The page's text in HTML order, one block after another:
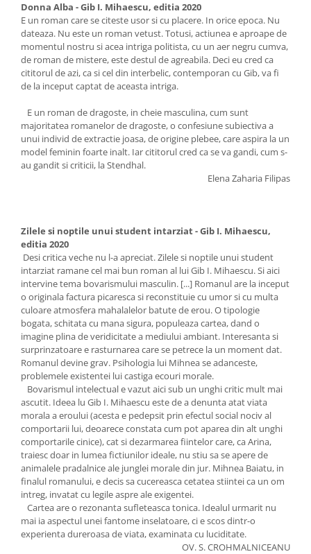
Donna Alba - Gib I. Mihaescu, editia 2020
E un roman care se citeste usor si cu placere. In orice epoca. Nu
dateaza. Nu este un roman vetust. Totusi, actiunea e aproape de
momentul nostru si acea intriga politista, cu un aer negru cumva,
de roman de mistere, este destul de agreabila. Deci eu cred ca
cititorul de azi, ca si cel din interbelic, contemporan cu Gib, va fi
de la inceput captat de aceasta intriga.
E un roman de dragoste, in cheie masculina, cum sunt
majoritatea romanelor de dragoste, o confesiune subiectiva a
unui individ de extractie joasa, de origine plebee, care aspira la un
model feminin foarte inalt. Iar cititorul cred ca se va gandi, cum s-
au gandit si criticii, la Stendhal.
Elena Zaharia Filipas
Zilele si noptile unui student intarziat - Gib I. Mihaescu,
editia 2020
Desi critica veche nu l-a apreciat. Zilele si noptile unui student
intarziat ramane cel mai bun roman al lui Gib I. Mihaescu. Si aici
intervine tema bovarismului masculin. [...] Romanul are la inceput
o originala factura picaresca si reconstituie cu umor si cu multa
culoare atmosfera mahalalelor batute de erou. O tipologie
bogata, schitata cu mana sigura, populeaza cartea, dand o
imagine plina de veridicitate a mediului ambiant. Interesanta si
surprinzatoare e rasturnarea care se petrece la un moment dat.
Romanul devine grav. Psihologia lui Mihnea se adanceste,
problemele existentei lui castiga ecouri morale.
Bovarismul intelectual e vazut aici sub un unghi critic mult mai
ascutit. Ideea lu Gib I. Mihaescu este de a denunta atat viata
morala a eroului (acesta e pedepsit prin efectul social nociv al
comportarii lui, deoarece constata cum pot aparea din alt unghi
comportarile cinice), cat si dezarmarea fiintelor care, ca Arina,
traiesc doar in lumea fictiunilor ideale, nu stiu sa se apere de
animalele pradalnice ale junglei morale din jur. Mihnea Baiatu, in
finalul romanului, e decis sa cucereasca cetatea stiintei ca un om
intreg, invatat cu legile aspre ale exigentei.
Cartea are o rezonanta sufleteasca tonica. Idealul urmarit nu
mai ia aspectul unei fantome inselatoare, ci e scos dintr-o
experienta dureroasa de viata, examinata cu luciditate.
OV. S. CROHMALNICEANU